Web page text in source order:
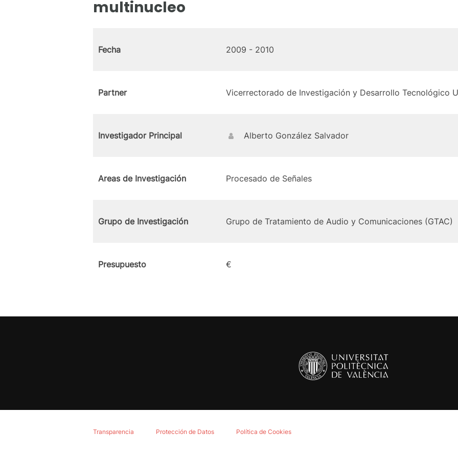
multinucleo
Fecha 2009 - 2010
Partner Vicerrectorado de Investigación y Desarrollo Tecnológico
Investigador Principal Alberto González Salvador
Areas de Investigación Procesado de Señales
Grupo de Investigación Grupo de Tratamiento de Audio y Comunicaciones (GTAC)
Presupuesto €
Transparencia Protección de Datos Política de Cookies